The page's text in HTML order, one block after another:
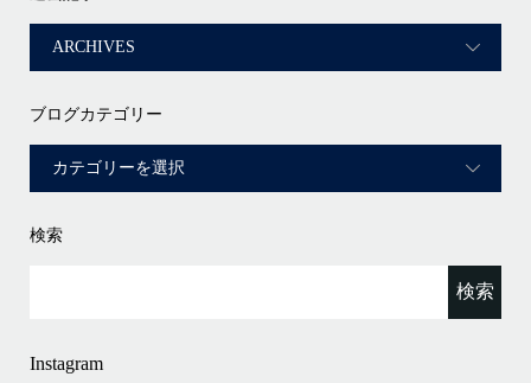
ブログカテゴリー
検索
Instagram